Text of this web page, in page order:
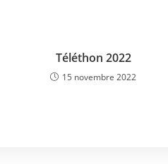
Téléthon 2022
15 novembre 2022